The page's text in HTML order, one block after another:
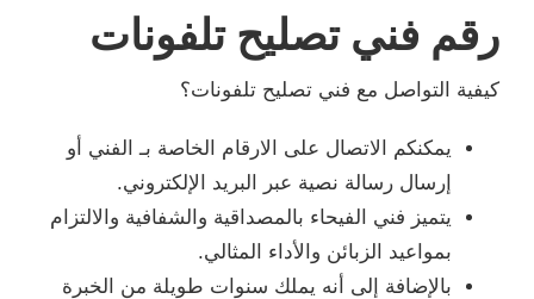
رقم فني تصليح تلفونات
كيفية التواصل مع فني تصليح تلفونات؟
يمكنكم الاتصال على الارقام الخاصة بـ الفني أو
إرسال رسالة نصية عبر البريد الإلكتروني.
يتميز فني الفيحاء بالمصداقية والشفافية والالتزام
بمواعيد الزبائن والأداء المثالي.
بالإضافة إلى أنه يملك سنوات طويلة من الخبرة